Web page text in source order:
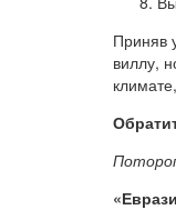
Приняв
виллу,